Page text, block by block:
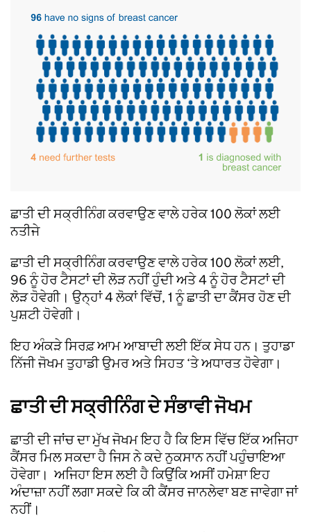
ਛਾਤੀ ਦੀ ਸਕ੍ਰੀਨਿੰਗ ਕਰਵਾਉਣ ਵਾਲੇ ਹਰੇਕ 100 ਲੋਕਾਂ ਲਈ
ਨਤੀਜੇ
ਛਾਤੀ ਦੀ ਸਕ੍ਰੀਨਿੰਗ ਕਰਵਾਉਣ ਵਾਲੇ ਹਰੇਕ 100 ਲੋਕਾਂ ਲਈ,
96 ਨੂੰ ਹੋਰ ਟੈਸਟਾਂ ਦੀ ਲੋੜ ਨਹੀਂ ਹੁੰਦੀ ਅਤੇ 4 ਨੂੰ ਹੋਰ ਟੈਸਟਾਂ ਦੀ
ਲੋੜ ਹੋਵੇਗੀ। ਉਨ੍ਹਾਂ 4 ਲੋਕਾਂ ਵਿੱਚੋਂ, 1 ਨੂੰ ਛਾਤੀ ਦਾ ਕੈਂਸਰ ਹੋਣ ਦੀ
ਪੁਸ਼ਟੀ ਹੋਵੇਗੀ।
ਇਹ ਅੰਕੜੇ ਸਿਰਫ਼ ਆਮ ਆਬਾਦੀ ਲਈ ਇੱਕ ਸੇਧ ਹਨ। ਤੁਹਾਡਾ
ਨਿੱਜੀ ਜੋਖਮ ਤੁਹਾਡੀ ਉਮਰ ਅਤੇ ਸਿਹਤ ‘ਤੇ ਅਧਾਰਤ ਹੋਵੇਗਾ।
ਛਾਤੀ ਦੀ ਸਕ੍ਰੀਨਿੰਗ ਦੇ ਸੰਭਾਵੀ ਜੋਖਮ
ਛਾਤੀ ਦੀ ਜਾਂਚ ਦਾ ਮੁੱਖ ਜੋਖਮ ਇਹ ਹੈ ਕਿ ਇਸ ਵਿੱਚ ਇੱਕ ਅਜਿਹਾ
ਕੈਂਸਰ ਮਿਲ ਸਕਦਾ ਹੈ ਜਿਸ ਨੇ ਕਦੇ ਨੁਕਸਾਨ ਨਹੀਂ ਪਹੁੰਚਾਇਆ
ਹੋਵੇਗਾ। ਅਜਿਹਾ ਇਸ ਲਈ ਹੈ ਕਿਉਂਕਿ ਅਸੀਂ ਹਮੇਸ਼ਾ ਇਹ
ਅੰਦਾਜ਼ਾ ਨਹੀਂ ਲਗਾ ਸਕਦੇ ਕਿ ਕੀ ਕੈਂਸਰ ਜਾਨਲੇਵਾ ਬਣ ਜਾਵੇਗਾ ਜਾਂ
ਨਹੀਂ।